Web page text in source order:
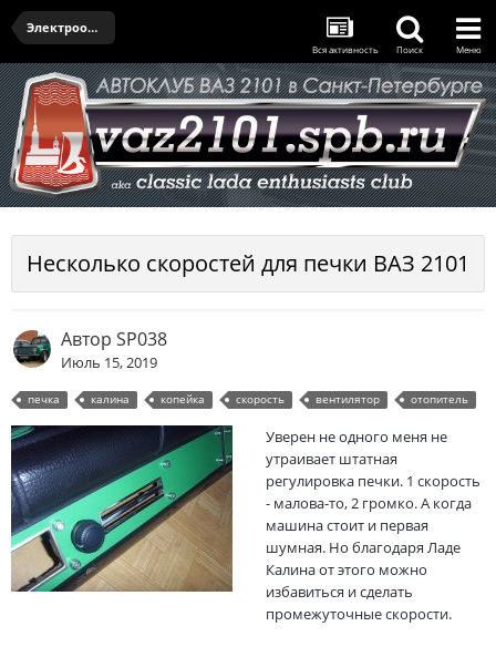
Электрооборудование
Вся активность Поиск Меню
Несколько скоростей для печки ВАЗ 2101
Автор SP038
Июль 15, 2019
печка калина копейка скорость вентилятор отопитель
Уверен не одного меня не
утраивает штатная
регулировка печки. 1 скорость
- малова-то, 2 громко. А когда
машина стоит и первая
шумная. Но благодаря Ладе
Калина от этого можно
избавиться и сделать
промежуточные скорости.